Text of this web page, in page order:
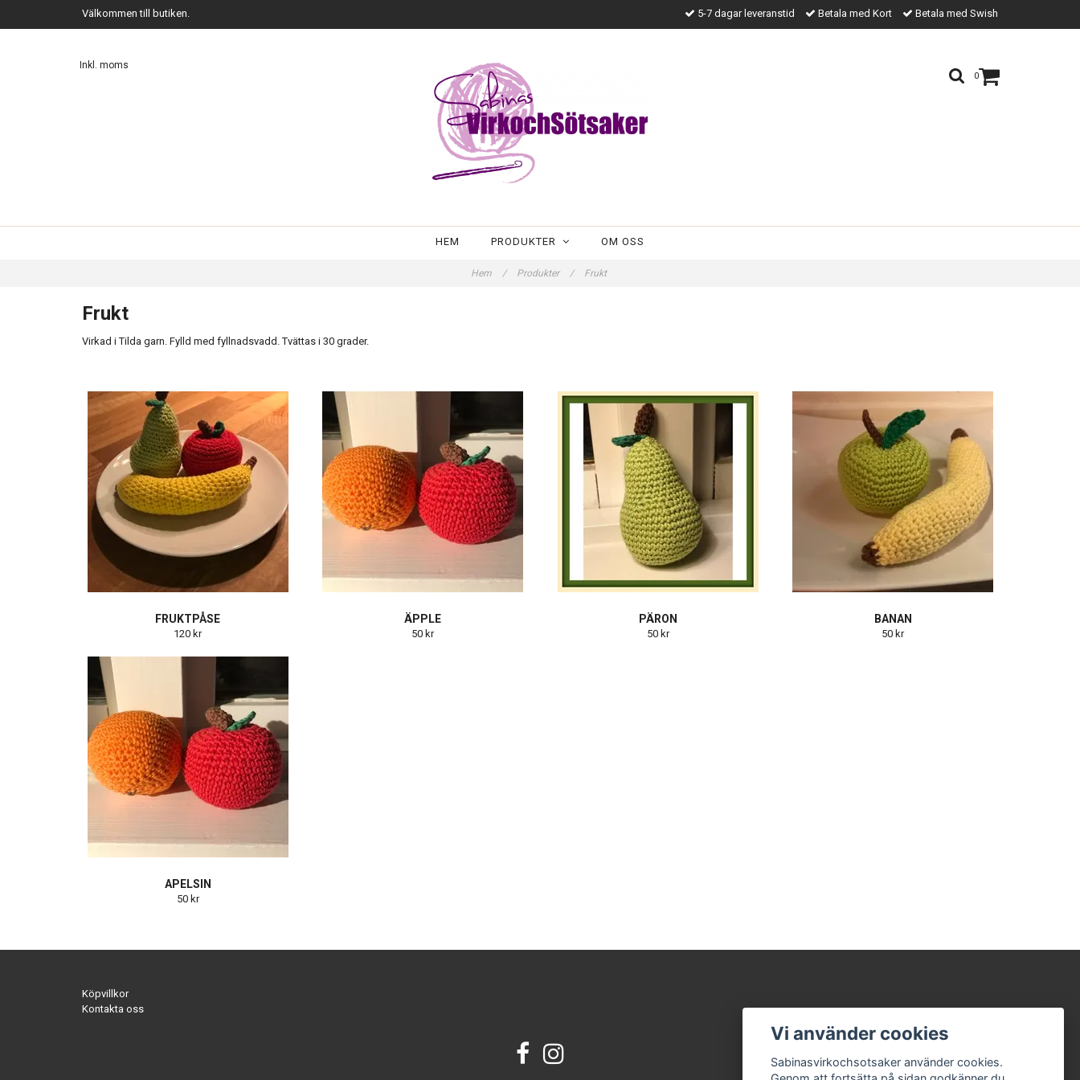
Välkommen till butiken. 5-7 dagar leveranstid Betala med Kort Betala med Swish
0
Inkl. moms
HEM PRODUKTER OM OSS
Hem / Produkter / Frukt
Frukt
Virkad i Tilda garn. Fylld med fyllnadsvadd. Tvättas i 30 grader.
FRUKTPÅSE
120 kr
ÄPPLE
50 kr
PÄRON
50 kr
BANAN
50 kr
APELSIN
50 kr
Köpvillkor
Kontakta oss
Vi använder cookies
Sabinasvirkochsotsaker använder cookies.